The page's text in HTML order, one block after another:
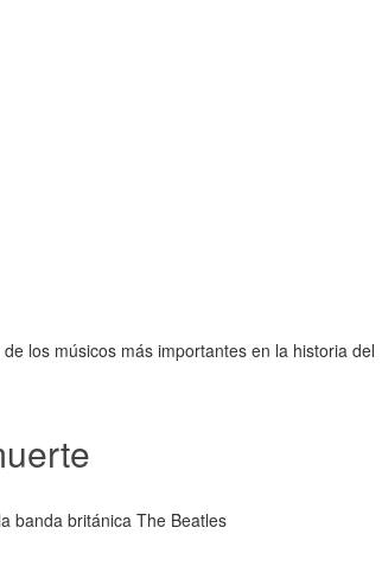
los músicos más importantes en la historia del
banda británica The Beatles